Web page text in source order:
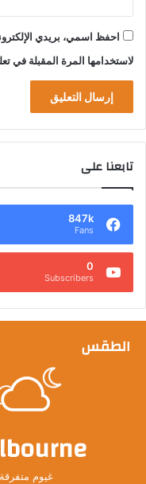
احفظ اسمي، بريدي
لاستخدامها المرة المقبلة في
تابعنا على
847k
Fans
0
Subscribers
الطقس
غيوم متفرقة